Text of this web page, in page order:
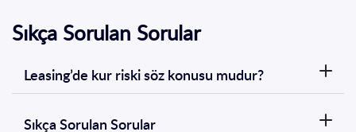
Sıkça Sorulan Sorular
Leasing’de kur riski söz konusu mudur?
Sıkça Sorulan Sorular